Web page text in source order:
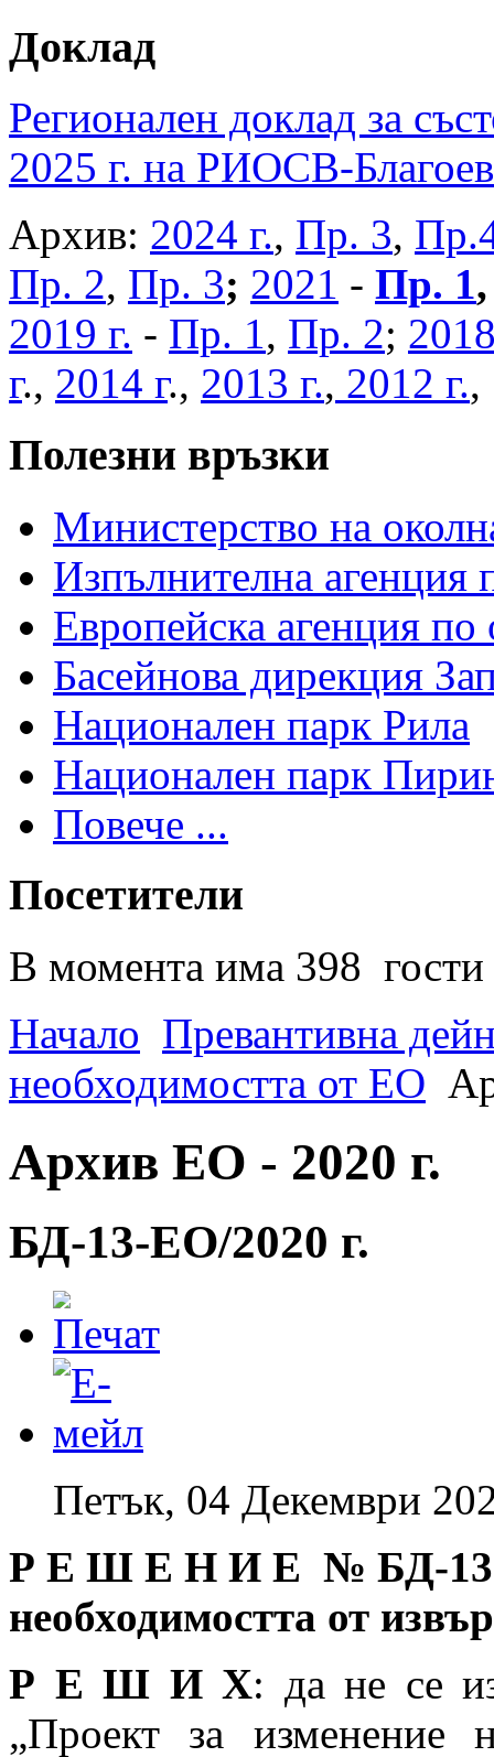
Доклад
Регионален доклад за
2025 г. на РИОСВ-
Архив: 2024 г., Пр. 3,
Пр. 2, Пр. 3; 2021 - Пр. 1
2019 г. - Пр. 1, Пр. 2;
г., 2014 г., 2013 г., 2012 г.
Полезни връзки
Министерство на
Изпълнителна агенция
Европейска агенция по
Басейнова дирекция
Национален парк Рила
Национален парк
Повече ...
Посетители
В момента има 398 гости
Начало Превантивна
необходимостта от ЕО
Архив ЕО - 2020 г.
БД-13-EO/2020 г.
Петък, 04 Декември
Р Е Ш Е Н И Е № БД-
необходимостта от
Р Е Ш И Х: да не се
„Проект за